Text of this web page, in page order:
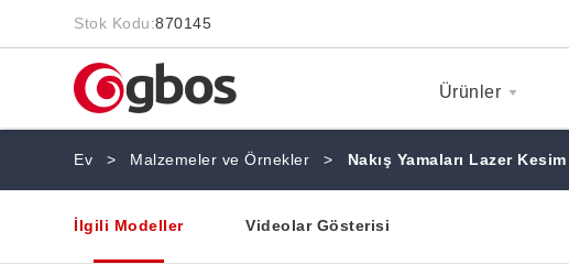
Stok Kodu:870145
Ürünler
Ev > Malzemeler ve Örnekler > Nakış Yamaları Lazer Kesim
İlgili Modeller Videolar Gösterisi